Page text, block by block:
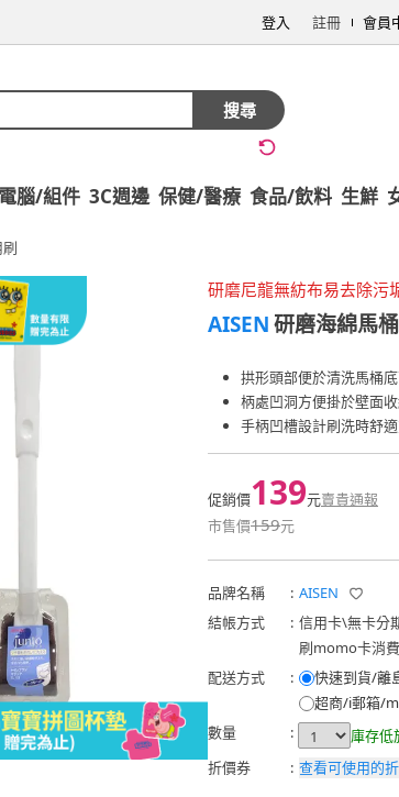
登入 註冊 會員
搜尋
電腦/組件 3C週邊 保健/醫療 食品/飲料 生鮮
研磨尼龍無紡布易去除污
AISEN研磨海綿馬
拱形頭部便於清洗馬桶
柄處凹洞方便掛於壁面
手柄凹槽設計刷洗時舒
促銷價139元賣貴通報
市售價159元
品牌名稱 : AISEN
結帳方式
: 信用卡\無卡分
刷momo卡消
配送方式
:
快速到貨/離
超商/i郵箱/
數量
:
庫存低
折價券
: 查看可使用的